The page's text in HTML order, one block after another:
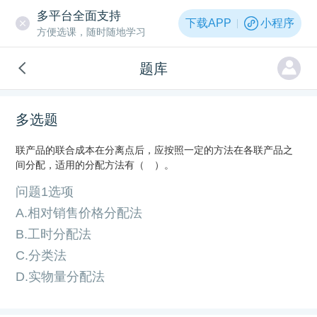
多平台全面支持
方便选课，随时随地学习
下载APP 小程序
题库
多选题
联产品的联合成本在分离点后，应按照一定的方法在各联产品之
间分配，适用的分配方法有（ ）。
问题1选项
A.相对销售价格分配法
B.工时分配法
C.分类法
D.实物量分配法